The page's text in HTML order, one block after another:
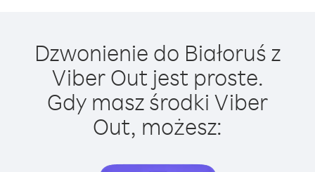
Dzwonienie do Białoruś z
Viber Out jest proste.
Gdy masz środki Viber
Out, możesz: